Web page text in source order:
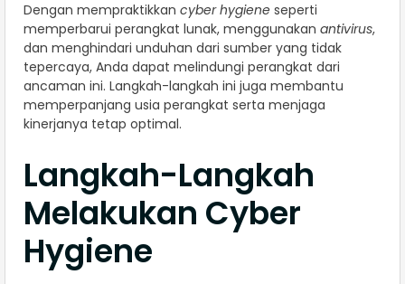
Dengan mempraktikkan cyber hygiene seperti
memperbarui perangkat lunak, menggunakan antivirus,
dan menghindari unduhan dari sumber yang tidak
tepercaya, Anda dapat melindungi perangkat dari
ancaman ini. Langkah-langkah ini juga membantu
memperpanjang usia perangkat serta menjaga
kinerjanya tetap optimal.
Langkah-Langkah
Melakukan Cyber
Hygiene